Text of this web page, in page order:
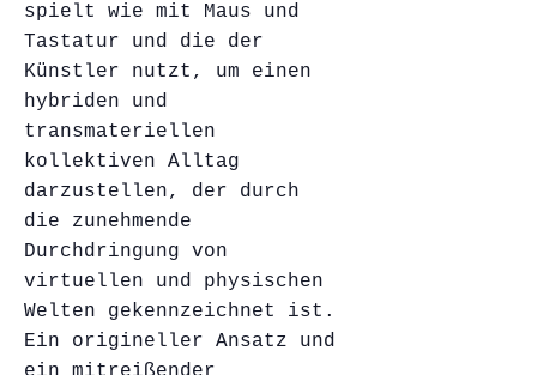
spielt wie mit Maus und
Tastatur und die der
Künstler nutzt, um einen
hybriden und
transmateriellen
kollektiven Alltag
darzustellen, der durch
die zunehmende
Durchdringung von
virtuellen und physischen
Welten gekennzeichnet ist.
Ein origineller Ansatz und